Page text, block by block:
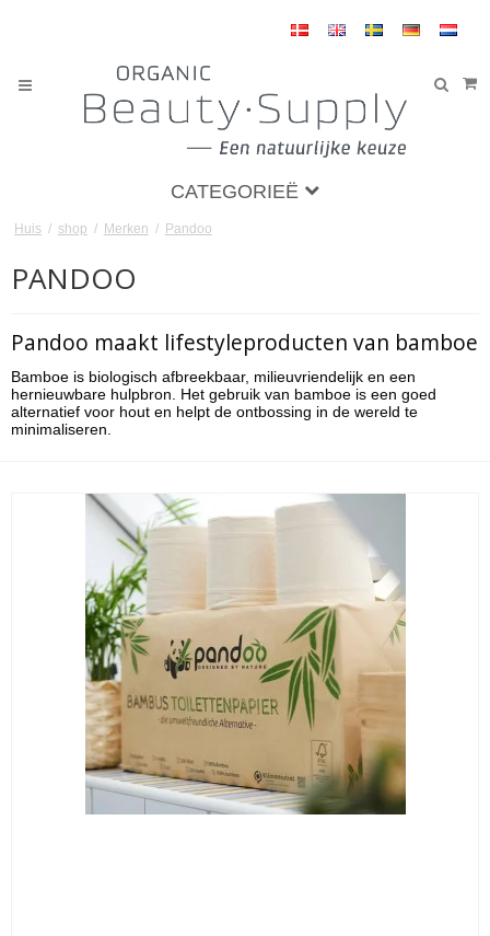
CATEGORIEË
Huis / shop / Merken / Pandoo
PANDOO
Pandoo maakt lifestyleproducten van bamboe
Bamboe is biologisch afbreekbaar, milieuvriendelijk en een
hernieuwbare hulpbron. Het gebruik van bamboe is een goed
alternatief voor hout en helpt de ontbossing in de wereld te
minimaliseren.